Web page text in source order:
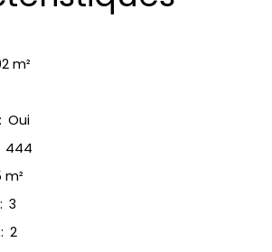
m²
: Oui
444
m²
: 3
: 2